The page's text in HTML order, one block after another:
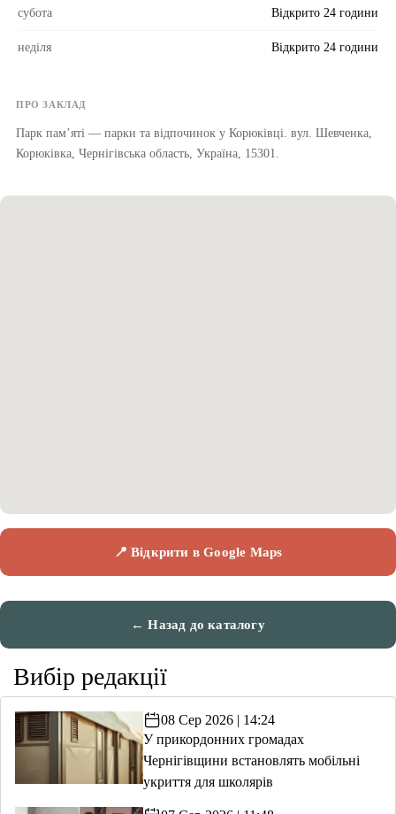
субота Відкрито 24 години
неділя Відкрито 24 години
ПРО ЗАКЛАД
Парк пам’ятi — парки та відпочинок у Корюківці. вул. Шевченка,
Корюківка, Чернігівська область, Україна, 15301.
📍 Відкрити в Google Maps
← Назад до каталогу
Вибір редакції
08 Сер 2026 | 14:24
У прикордонних громадах
Чернігівщини встановлять мобільні
укриття для школярів